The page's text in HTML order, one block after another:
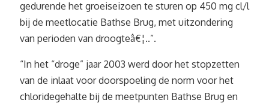
gedurende het groeiseizoen te sturen op 450 mg cl/l
bij de meetlocatie Bathse Brug, met uitzondering
van perioden van droogteâ€¦..”.
“In het “droge” jaar 2003 werd door het stopzetten
van de inlaat voor doorspoeling de norm voor het
chloridegehalte bij de meetpunten Bathse Brug en